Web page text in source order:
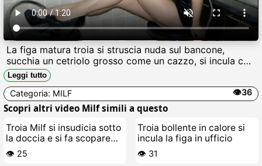
La figa matura troia si struscia nuda sul bancone,
succhia un cetriolo grosso come un cazzo, si incula col
mestolo e schizza schizzare sul pavimento mentre si
scopa da sola come una zoccola affamata di sborra.
Leggi tutto
Categoria: MILF 👁️36
Scopri altri video Milf simili a questo
Troia Milf si insudicia sotto
la doccia e si fa scopare
dal suo cazzo gigante
👁️ 25
Troia bollente in calore si
incula la figa in ufficio
👁️ 31